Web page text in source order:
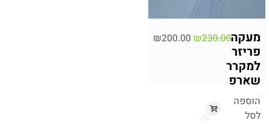
מעקה
פריזר
למקרר
שארפ
הוספה
לסל
₪230.00
₪200.00